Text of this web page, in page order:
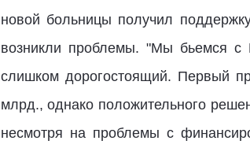
новой больницы получил
возникли проблемы. "Мы бьемся с
слишком дорогостоящий. Первый
млрд., однако положительного
несмотря на проблемы с